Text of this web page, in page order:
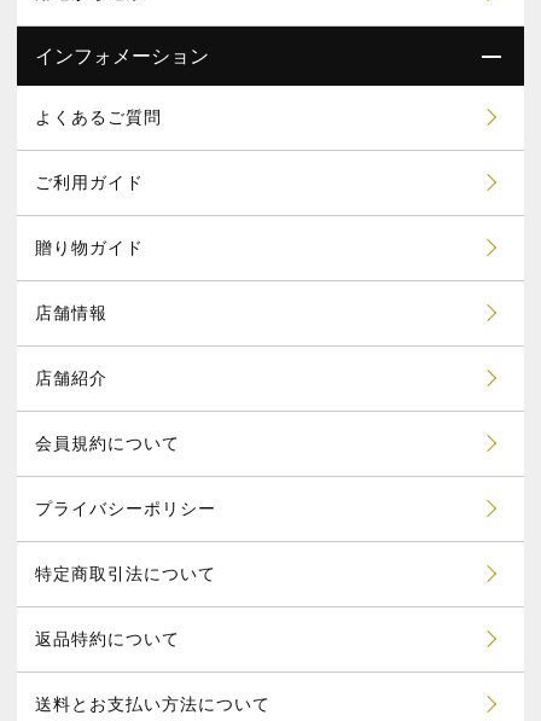
インフォメーション
よくあるご質問
ご利用ガイド
贈り物ガイド
店舗情報
店舗紹介
会員規約について
プライバシーポリシー
特定商取引法について
返品特約について
送料とお支払い方法について